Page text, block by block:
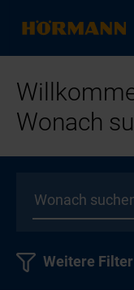
Wonach
Weitere Filter